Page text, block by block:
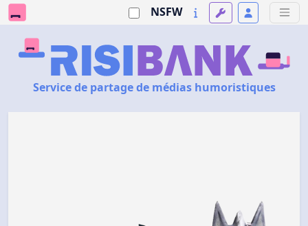
NSFW
Service de partage de médias humoristiques